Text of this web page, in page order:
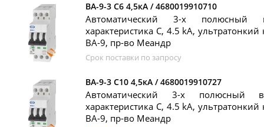
ВА-9-3 C6 4,5кА / 4680019910710
Автоматический 3-х полюсный
характеристика C, 4.5 kA,
ВА-9, пр-во Меандр
Срок поставки по запросу
ВА-9-3 C10 4,5кА / 4680019910727
Автоматический 3-х полюсный
характеристика C, 4.5 kA,
ВА-9, пр-во Меандр